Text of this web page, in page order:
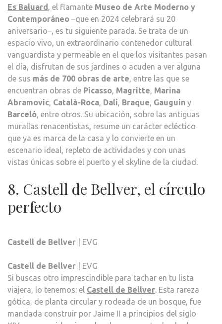
Es Baluard, el flamante Museo de Arte Moderno y
Contemporáneo –que en 2024 celebrará su 20
aniversario–, es tu siguiente parada. Se trata de un
espacio vivo, un extraordinario contenedor cultural
vanguardista y permeable en el que los visitantes pasan
el día, disfrutan de sus jardines o acuden a ver alguna
de sus más de 700 obras de arte, entre las que se
encuentran obras de Picasso, Magritte, Marina
Abramovic, Català-Roca, Dalí, Braque, Gauguin y
Barceló, entre otros. Su ubicación, sobre las antiguas
murallas renacentistas, resume un carácter ecléctico
que ya es marca de la casa y lo convierte en un
escenario ideal, repleto de actividades y con unas
vistas únicas sobre el puerto y el skyline de la ciudad.
8. Castell de Bellver, el círculo
perfecto
Castell de Bellver | EVG
Castell de Bellver | EVG
Si buscas otro imprescindible para tachar en tu lista
viajera, lo tenemos: el Castell de Bellver. Esta rareza
gótica, de planta circular y rodeada de un bosque, fue
mandada construir por Jaime II a principios del siglo